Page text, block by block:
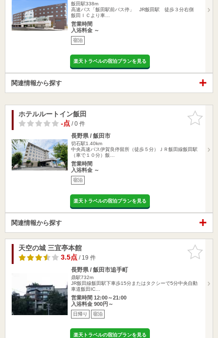
飯田駅338m
高速バス「飯田駅前バス停」 JR飯田駅 徒歩３分右側
飯田ＩＣより車…
営業時間
入浴料金 ～
宿泊
楽天トラベルの宿泊プランを見る
関連情報から探す
お気に入
りに追加
ホテルルートイン飯田
-点/ 0 件
長野県 / 飯田市
切石駅1.40km
中央高速バス伊賀良停留所（徒歩５分）ＪＲ飯田線飯田駅
（車で１０分）飯…
営業時間
入浴料金 ～
宿泊
楽天トラベルの宿泊プランを見る
関連情報から探す
お気に入
りに追加
天空の城 三宜亭本館
3.5点/ 19 件
長野県 / 飯田市追手町
鼎駅732m
JR飯田線飯田駅下車歩15分またはタクシーで5分中央自動
車道飯田IC…
営業時間 12:00～21:00
入浴料金 900円～
日帰り 宿泊
楽天トラベルの宿泊プランを見る